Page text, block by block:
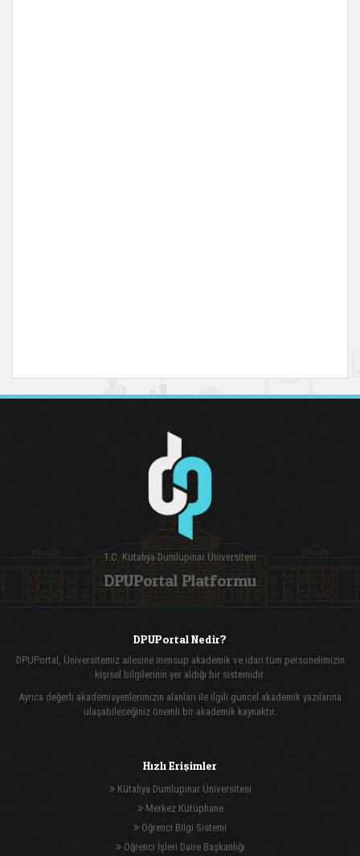
T.C. Kütahya Dumlupınar Üniversitesi
DPUPortal Platformu
DPUPortal Nedir?
DPUPortal, Üniversitemiz ailesine mensup akademik ve idari tüm personelimizin
kişisel bilgilerinin yer aldığı bir sistemidir.
Ayrıca değerli akademisyenlerimizin alanları ile ilgili güncel akademik yazılarına
ulaşabileceğiniz önemli bir akademik kaynaktır.
Hızlı Erişimler
Kütahya Dumlupınar Üniversitesi
Merkez Kütüphane
Öğrenci Bilgi Sistemi
Öğrenci İşleri Daire Başkanlığı